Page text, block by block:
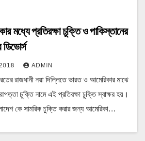
প্রতিরক্ষা চুক্তি ও পাকিস্তানের
ডিভোর্স
ADMIN
রাজধানী নয়া দিল্লিতে ভারত ও আমেরিকার মাঝে
চুক্তি নামে এই প্রতিরক্ষা চুক্তি স্বাক্ষর হয়।
কে সামরিক চুক্তি করার জন্য আমেরিকা…